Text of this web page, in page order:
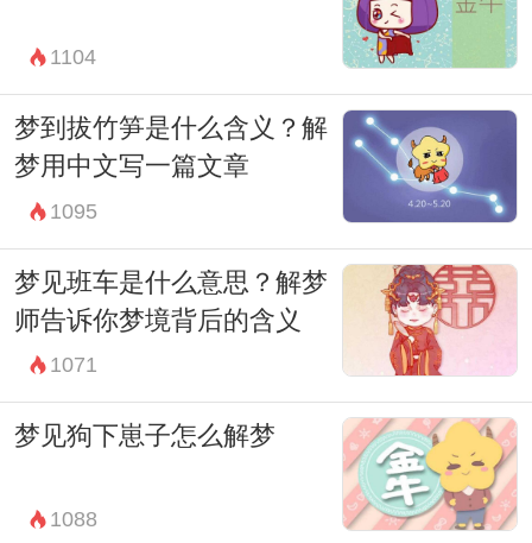
一种通用的答案，只有根据具体情况进行的
个体化解读。
如果你在梦中见到了白虫子，不妨试着回想
一下梦境中的其他细节，以及你的情绪和感
受。这些都可以帮助你更好地理解梦境中的
符号。另外，如果你觉得梦境对你产生了强
烈的影响，不妨尝试与心理学专家进行沟
通，寻求更深层次的解释和帮助。
有着多重的含义和解读方式。理解梦境背后
的意义，不仅可以帮助我们更好地认识自己
的内心世界，还可以指引我们走向更加健康
1104
梦到拔竹笋是什么含义？解
梦用中文写一篇文章
1095
梦见班车是什么意思？解梦
师告诉你梦境背后的含义
1071
梦见狗下崽子怎么解梦
1088